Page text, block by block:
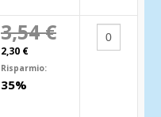
3,54 €
2,30 €
Risparmio:
35%